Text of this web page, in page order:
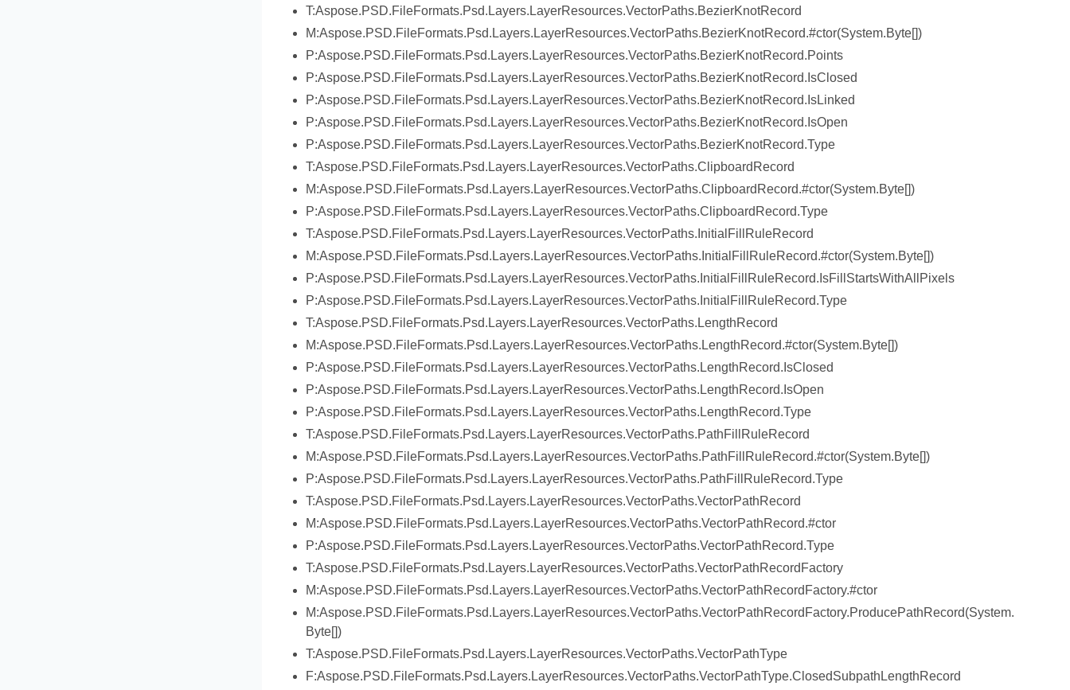
T:Aspose.PSD.FileFormats.Psd.Layers.LayerResources.VectorPaths.BezierKnotRecord
M:Aspose.PSD.FileFormats.Psd.Layers.LayerResources.VectorPaths.BezierKnotRecord.#ctor(System.Byte[])
P:Aspose.PSD.FileFormats.Psd.Layers.LayerResources.VectorPaths.BezierKnotRecord.Points
P:Aspose.PSD.FileFormats.Psd.Layers.LayerResources.VectorPaths.BezierKnotRecord.IsClosed
P:Aspose.PSD.FileFormats.Psd.Layers.LayerResources.VectorPaths.BezierKnotRecord.IsLinked
P:Aspose.PSD.FileFormats.Psd.Layers.LayerResources.VectorPaths.BezierKnotRecord.IsOpen
P:Aspose.PSD.FileFormats.Psd.Layers.LayerResources.VectorPaths.BezierKnotRecord.Type
T:Aspose.PSD.FileFormats.Psd.Layers.LayerResources.VectorPaths.ClipboardRecord
M:Aspose.PSD.FileFormats.Psd.Layers.LayerResources.VectorPaths.ClipboardRecord.#ctor(System.Byte[])
P:Aspose.PSD.FileFormats.Psd.Layers.LayerResources.VectorPaths.ClipboardRecord.Type
T:Aspose.PSD.FileFormats.Psd.Layers.LayerResources.VectorPaths.InitialFillRuleRecord
M:Aspose.PSD.FileFormats.Psd.Layers.LayerResources.VectorPaths.InitialFillRuleRecord.#ctor(System.Byte[])
P:Aspose.PSD.FileFormats.Psd.Layers.LayerResources.VectorPaths.InitialFillRuleRecord.IsFillStartsWithAllPixels
P:Aspose.PSD.FileFormats.Psd.Layers.LayerResources.VectorPaths.InitialFillRuleRecord.Type
T:Aspose.PSD.FileFormats.Psd.Layers.LayerResources.VectorPaths.LengthRecord
M:Aspose.PSD.FileFormats.Psd.Layers.LayerResources.VectorPaths.LengthRecord.#ctor(System.Byte[])
P:Aspose.PSD.FileFormats.Psd.Layers.LayerResources.VectorPaths.LengthRecord.IsClosed
P:Aspose.PSD.FileFormats.Psd.Layers.LayerResources.VectorPaths.LengthRecord.IsOpen
P:Aspose.PSD.FileFormats.Psd.Layers.LayerResources.VectorPaths.LengthRecord.Type
T:Aspose.PSD.FileFormats.Psd.Layers.LayerResources.VectorPaths.PathFillRuleRecord
M:Aspose.PSD.FileFormats.Psd.Layers.LayerResources.VectorPaths.PathFillRuleRecord.#ctor(System.Byte[])
P:Aspose.PSD.FileFormats.Psd.Layers.LayerResources.VectorPaths.PathFillRuleRecord.Type
T:Aspose.PSD.FileFormats.Psd.Layers.LayerResources.VectorPaths.VectorPathRecord
M:Aspose.PSD.FileFormats.Psd.Layers.LayerResources.VectorPaths.VectorPathRecord.#ctor
P:Aspose.PSD.FileFormats.Psd.Layers.LayerResources.VectorPaths.VectorPathRecord.Type
T:Aspose.PSD.FileFormats.Psd.Layers.LayerResources.VectorPaths.VectorPathRecordFactory
M:Aspose.PSD.FileFormats.Psd.Layers.LayerResources.VectorPaths.VectorPathRecordFactory.#ctor
M:Aspose.PSD.FileFormats.Psd.Layers.LayerResources.VectorPaths.VectorPathRecordFactory.ProducePathRecord(System.
Byte[])
T:Aspose.PSD.FileFormats.Psd.Layers.LayerResources.VectorPaths.VectorPathType
F:Aspose.PSD.FileFormats.Psd.Layers.LayerResources.VectorPaths.VectorPathType.ClosedSubpathLengthRecord